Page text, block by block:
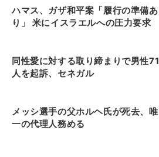
ハマス、ガザ和平案「履行の準備あ
り」 米にイスラエルへの圧力要求
同性愛に対する取り締まりで男性71
人を起訴、セネガル
メッシ選手の父ホルヘ氏が死去、唯
一の代理人務める